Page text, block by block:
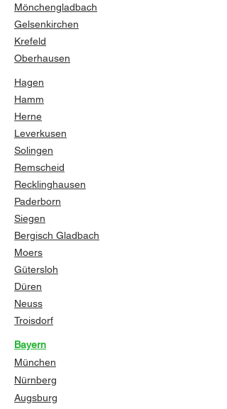
Mönchengladbach
Gelsenkirchen
Krefeld
Oberhausen
Hagen
Hamm
Herne
Leverkusen
Solingen
Remscheid
Recklinghausen
Paderborn
Siegen
Bergisch Gladbach
Moers
Gütersloh
Düren
Neuss
Troisdorf
Bayern
München
Nürnberg
Augsburg